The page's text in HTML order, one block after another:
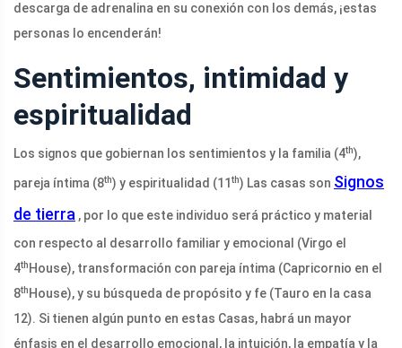
descarga de adrenalina en su conexión con los demás, ¡estas
personas lo encenderán!
Sentimientos, intimidad y
espiritualidad
Los signos que gobiernan los sentimientos y la familia (4th),
pareja íntima (8th) y espiritualidad (11 th) Las casas son Signos
de tierra , por lo que este individuo será práctico y material
con respecto al desarrollo familiar y emocional (Virgo el
4th House), transformación con pareja íntima (Capricornio en el
8th House), y su búsqueda de propósito y fe (Tauro en la casa
12). Si tienen algún punto en estas Casas, habrá un mayor
énfasis en el desarrollo emocional, la intuición, la empatía y la